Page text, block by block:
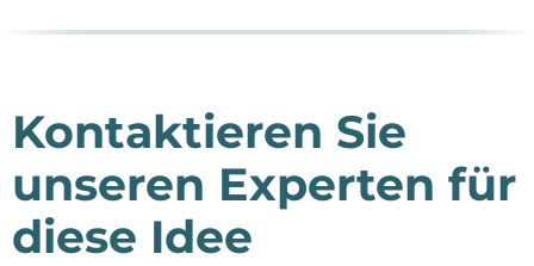
Kontaktieren Sie
unseren Experten für
diese Idee